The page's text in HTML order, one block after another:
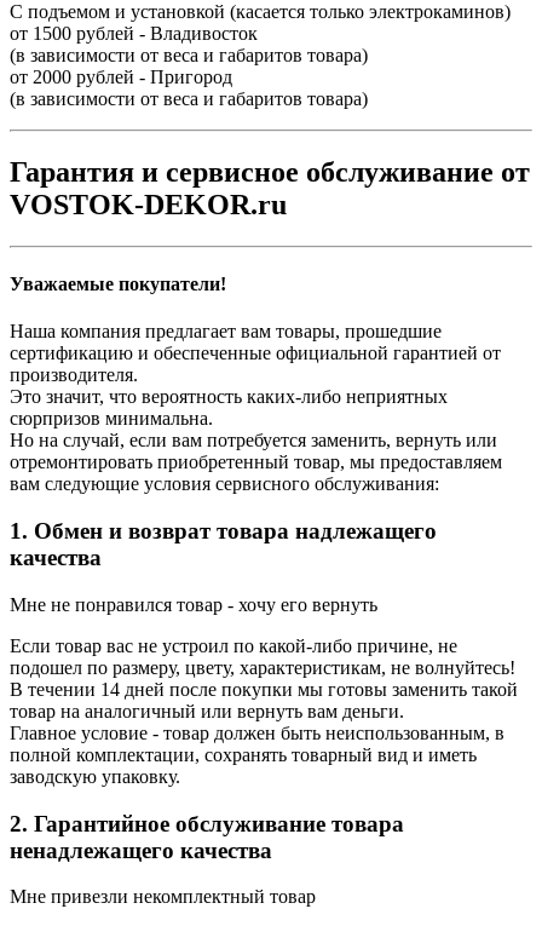
С подъемом и установкой (касается только электрокаминов)
от 1500 рублей - Владивосток
(в зависимости от веса и габаритов товара)
от 2000 рублей - Пригород
(в зависимости от веса и габаритов товара)
Гарантия и сервисное обслуживание от
VOSTOK-DEKOR.ru
Уважаемые покупатели!
Наша компания предлагает вам товары, прошедшие
сертификацию и обеспеченные официальной гарантией от
производителя.
Это значит, что вероятность каких-либо неприятных
сюрпризов минимальна.
Но на случай, если вам потребуется заменить, вернуть или
отремонтировать приобретенный товар, мы предоставляем
вам следующие условия сервисного обслуживания:
1. Обмен и возврат товара надлежащего
качества
Мне не понравился товар - хочу его вернуть
Если товар вас не устроил по какой-либо причине, не
подошел по размеру, цвету, характеристикам, не волнуйтесь!
В течении 14 дней после покупки мы готовы заменить такой
товар на аналогичный или вернуть вам деньги.
Главное условие - товар должен быть неиспользованным, в
полной комплектации, сохранять товарный вид и иметь
заводскую упаковку.
2. Гарантийное обслуживание товара
ненадлежащего качества
Мне привезли некомплектный товар